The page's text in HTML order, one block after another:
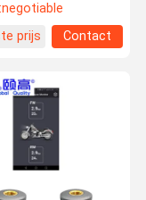
negotiable
prijs
Contact